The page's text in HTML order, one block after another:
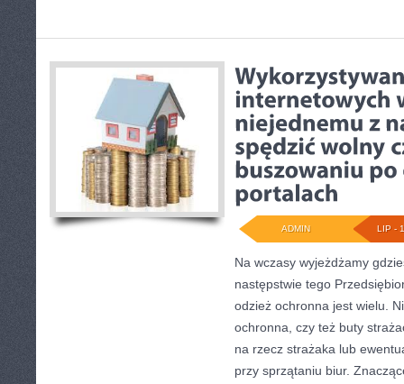
LIP -
ADMIN
Na wczasy wyjeżdżamy
następstwie tego
odzież ochronna jest wielu.
ochronna, czy też buty
na rzecz strażaka lub
przy sprzątaniu biur.